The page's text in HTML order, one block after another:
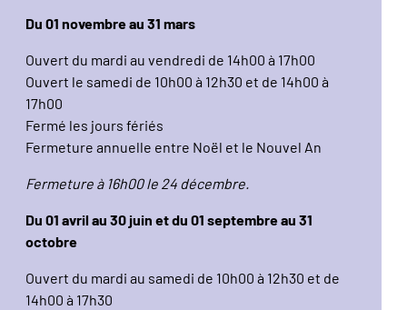
Du 01 novembre au 31 mars
Ouvert du mardi au vendredi de 14h00 à 17h00
Ouvert le samedi de 10h00 à 12h30 et de 14h00 à
17h00
Fermé les jours fériés
Fermeture annuelle entre Noël et le Nouvel An
Fermeture à 16h00 le 24 décembre.
Du 01 avril au 30 juin et du 01 septembre au 31
octobre
Ouvert du mardi au samedi de 10h00 à 12h30 et de
14h00 à 17h30